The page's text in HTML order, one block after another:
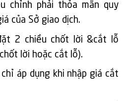
chỉnh phải thỏa mãn quy
của Sở giao dịch.
2 chiều chốt lời &cắt lỗ
lời hoặc cắt lỗ).
áp dụng khi nhập giá cắt